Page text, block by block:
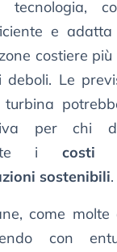
tecnologia,
e
costiere
deboli. Le
per chi
i costi
sostenibili.
come molte
con